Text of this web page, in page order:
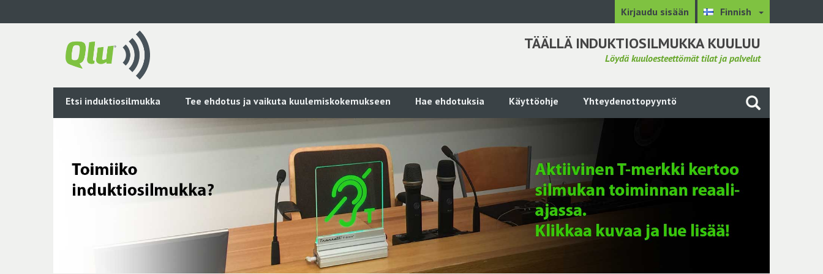
Kirjaudu sisään Finnish
TÄÄLLÄ INDUKTIOSILMUKKA KUULUU
Löydä kuuloesteettömät tilat ja palvelut
Etsi induktiosilmukka Tee ehdotus ja vaikuta kuulemiskokemukseen Hae ehdotuksia Käyttöohje Yhteydenottopyyntö